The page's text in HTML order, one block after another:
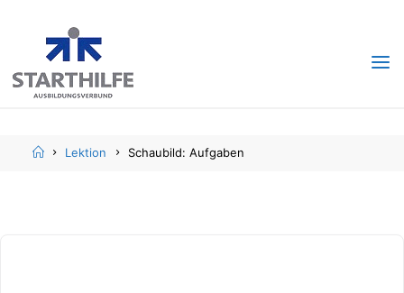
HomeLektion Schaubild: Aufgaben